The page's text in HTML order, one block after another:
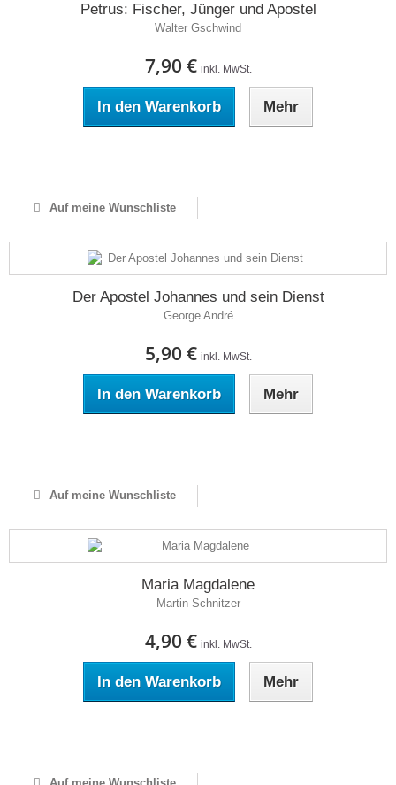
Petrus: Fischer, Jünger und Apostel
Walter Gschwind
7,90 € inkl. MwSt.
In den Warenkorb Mehr
Auf meine Wunschliste
Der Apostel Johannes und sein Dienst
George André
5,90 € inkl. MwSt.
In den Warenkorb Mehr
Auf meine Wunschliste
Maria Magdalene
Martin Schnitzer
4,90 € inkl. MwSt.
In den Warenkorb Mehr